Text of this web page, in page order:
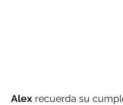
Alex recuerda su